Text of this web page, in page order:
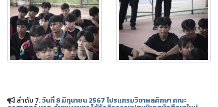
ลำดับ 7.วันที่ 8 มิถุนายน 2567 โปรแกรมวิชาพลศึกษา คณะ